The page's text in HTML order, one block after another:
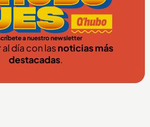
a nuestro newsletter
al día con lasnoticias más
destacadas.